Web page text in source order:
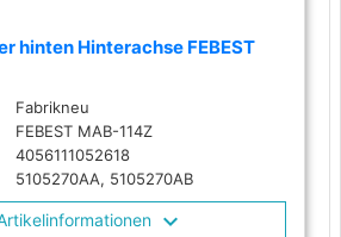
hinten Hinterachse FEBEST
Fabrikneu
FEBEST MAB-114Z
4056111052618
5105270AA, 5105270AB